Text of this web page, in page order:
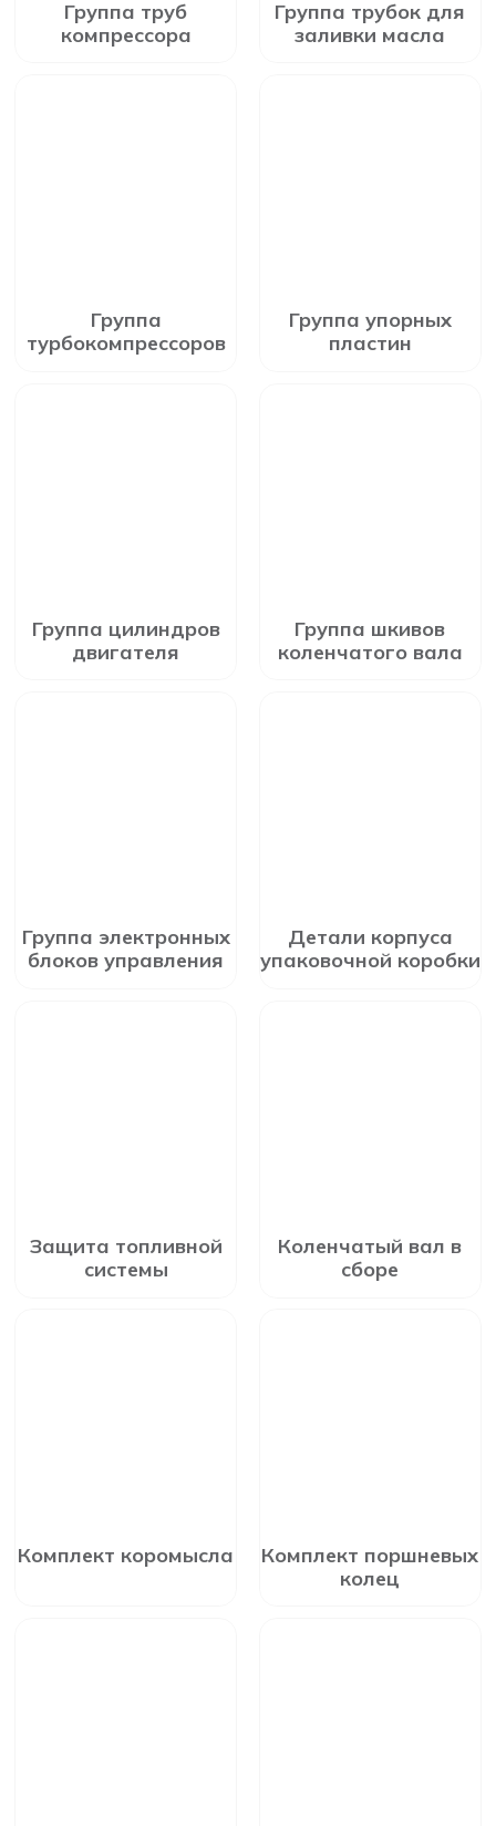
Группа труб
компрессора
Группа трубок для
заливки масла
Группа
турбокомпрессоров
Группа упорных
пластин
Группа цилиндров
двигателя
Группа шкивов
коленчатого вала
Группа электронных
блоков управления
Детали корпуса
упаковочной коробки
Защита топливной
системы
Коленчатый вал в
сборе
Комплект коромысла
Комплект поршневых
колец